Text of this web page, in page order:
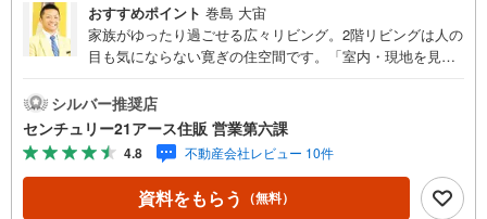
おすすめポイント 巻島 大宙
家族がゆったり過ごせる広々リビング。2階リビングは人の
目も気にならない寛ぎの住空間です。「室内・現地を見学
ります。【センチュリー21アース住販のポイント】◆セン
チュリオン獲得店舗◆全国約970店舗あるセンチュリー21
のお店。その中でも、アメリカ本部が設ける一定基準を満
たした、上位4％しか受賞できない賞。それが「センチュリ
オン」です。弊社はそのセンチュリオンを2002年から欠か
すことなく取り続けております。◆住宅ローン相談会◆お
シルバー推奨店
センチュリー21アース住販 営業第六課
4.8 不動産会社レビュー 10件
資料をもらう （無料）